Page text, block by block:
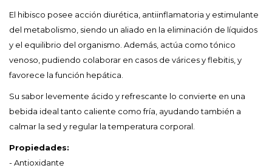
El hibisco posee acción diurética, antiinflamatoria y estimulante
del metabolismo, siendo un aliado en la eliminación de líquidos
y el equilibrio del organismo. Además, actúa como tónico
venoso, pudiendo colaborar en casos de várices y flebitis, y
favorece la función hepática.
Su sabor levemente ácido y refrescante lo convierte en una
bebida ideal tanto caliente como fría, ayudando también a
calmar la sed y regular la temperatura corporal.
Propiedades:
- Antioxidante